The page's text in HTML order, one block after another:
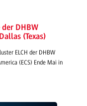
DHBW
(Texas)
ELCH der DHBW
(ECS) Ende Mai in